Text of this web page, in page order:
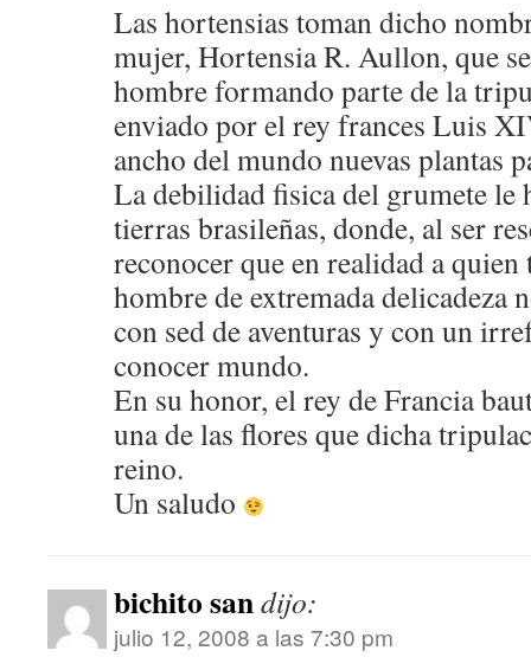
Las hortensias toman dicho
mujer, Hortensia R. Aullon, que
hombre formando parte de la
enviado por el rey frances Luis
ancho del mundo nuevas plantas
La debilidad fisica del grumete le
tierras brasileñas, donde, al ser
reconocer que en realidad a
hombre de extremada delicadeza
con sed de aventuras y con un
conocer mundo.
En su honor, el rey de Francia
una de las flores que dicha
reino.
Un saludo
bichito sandijo:
julio 12, 2008 a las 7:30 pm